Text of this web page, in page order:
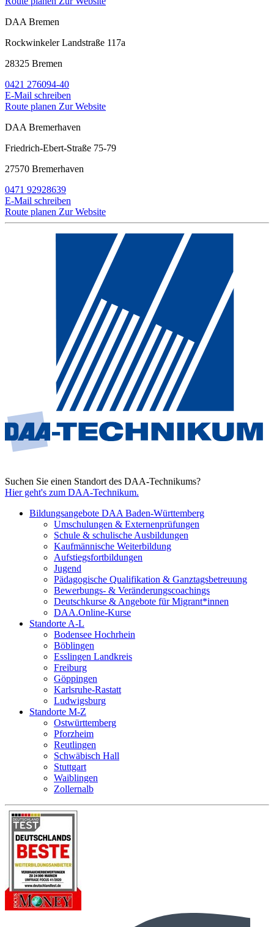
DAA Bremen
Rockwinkeler Landstraße 117a
28325 Bremen
0421 276094-40
E-Mail schreiben
Route planen Zur Website
DAA Bremerhaven
Friedrich-Ebert-Straße 75-79
27570 Bremerhaven
0471 92928639
E-Mail schreiben
Route planen Zur Website
Suchen Sie einen Standort des DAA-Technikums?
Hier geht's zum DAA-Technikum.
Bildungsangebote DAA Baden-Württemberg
Umschulungen & Externenprüfungen
Schule & schulische Ausbildungen
Kaufmännische Weiterbildung
Aufstiegsfortbildungen
Jugend
Pädagogische Qualifikation & Ganztagsbetreuung
Bewerbungs- & Veränderungscoachings
Deutschkurse & Angebote für Migrant*innen
DAA.Online-Kurse
Standorte A-L
Bodensee Hochrhein
Böblingen
Esslingen Landkreis
Freiburg
Göppingen
Karlsruhe-Rastatt
Ludwigsburg
Standorte M-Z
Ostwürttemberg
Pforzheim
Reutlingen
Schwäbisch Hall
Stuttgart
Waiblingen
Zollernalb